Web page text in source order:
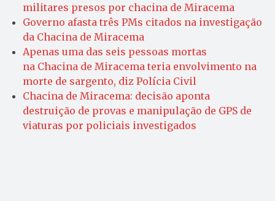
militares presos por chacina de Miracema
Governo afasta três PMs citados na investigação
da Chacina de Miracema
Apenas uma das seis pessoas mortas
na Chacina de Miracema teria envolvimento na
morte de sargento, diz Polícia Civil
Chacina de Miracema: decisão aponta
destruição de provas e manipulação de GPS de
viaturas por policiais investigados